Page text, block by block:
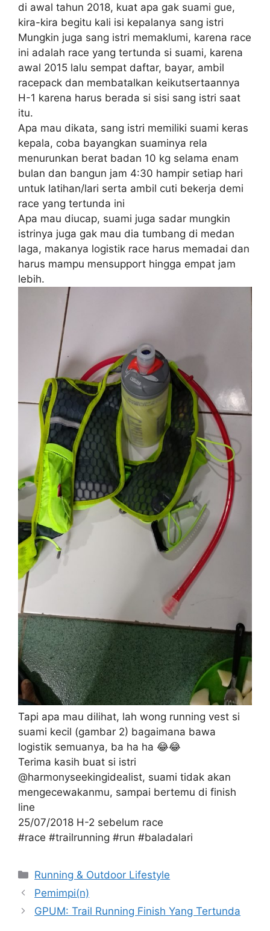
di awal tahun 2018, kuat apa gak suami gue,
kira-kira begitu kali isi kepalanya sang istri
Mungkin juga sang istri memaklumi, karena race
ini adalah race yang tertunda si suami, karena
awal 2015 lalu sempat daftar, bayar, ambil
racepack dan membatalkan keikutsertaannya
H-1 karena harus berada si sisi sang istri saat
itu.
Apa mau dikata, sang istri memiliki suami keras
kepala, coba bayangkan suaminya rela
menurunkan berat badan 10 kg selama enam
bulan dan bangun jam 4:30 hampir setiap hari
untuk latihan/lari serta ambil cuti bekerja demi
race yang tertunda ini
Apa mau diucap, suami juga sadar mungkin
istrinya juga gak mau dia tumbang di medan
laga, makanya logistik race harus memadai dan
harus mampu mensupport hingga empat jam
lebih.
Tapi apa mau dilihat, lah wong running vest si
suami kecil (gambar 2) bagaimana bawa
logistik semuanya, ba ha ha 😂😂
Terima kasih buat si istri
@harmonyseekingidealist, suami tidak akan
mengecewakanmu, sampai bertemu di finish
line
25/07/2018 H-2 sebelum race
#race #trailrunning #run #baladalari
Categories
Running & Outdoor Lifestyle
Pemimpi(n)
GPUM: Trail Running Finish Yang Tertunda